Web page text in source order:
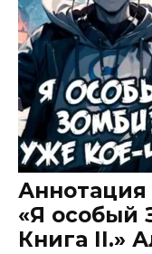
Аннотация
«Я особый
Книга II.»